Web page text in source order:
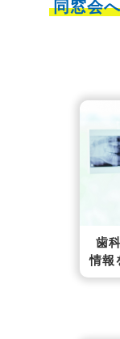
同窓会
歯
情報